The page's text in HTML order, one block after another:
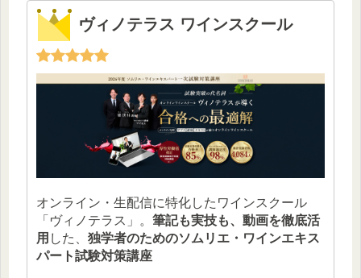
ヴィノテラス ワインスクール
オンライン・生配信に特化したワインスクール
「ヴィノテラス」。筆記も実技も、動画を徹底活
用 した、独学者のためのソムリエ・ワインエキス
パート試験対策講座